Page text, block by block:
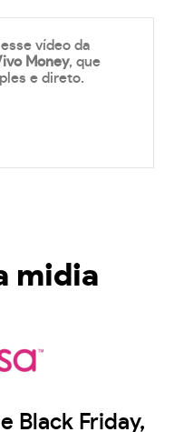
vídeo da
Money, que
e direto.
midia
Black Friday,